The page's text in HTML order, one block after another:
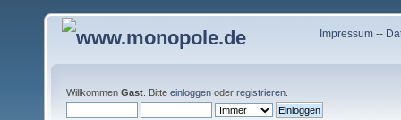
Impressum--
Willkommen Gast . Bitte einloggen oder registrieren